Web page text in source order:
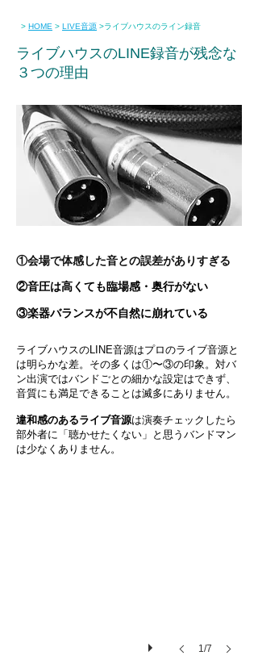
> HOME > LIVE音源 >ライブハウスのライン録音
ライブハウスのLINE録音が残念な
３つの理由
①会場で体感した音との誤差がありすぎる
②音圧は高くても臨場感・奥行がない
③楽器バランスが不自然に崩れている
ライブハウスのLINE音源はプロのライブ音源と
は明らかな差。 その多くは①〜③の印象。対バ
ン出演ではバンドごとの細かな設定はできず、
音質にも満足できることは滅多にありません。
違和感のあるライブ音源は演奏チェックしたら
部外者に「聴かせたくない」と思うバンドマン
は少なくありません。
01
1/7